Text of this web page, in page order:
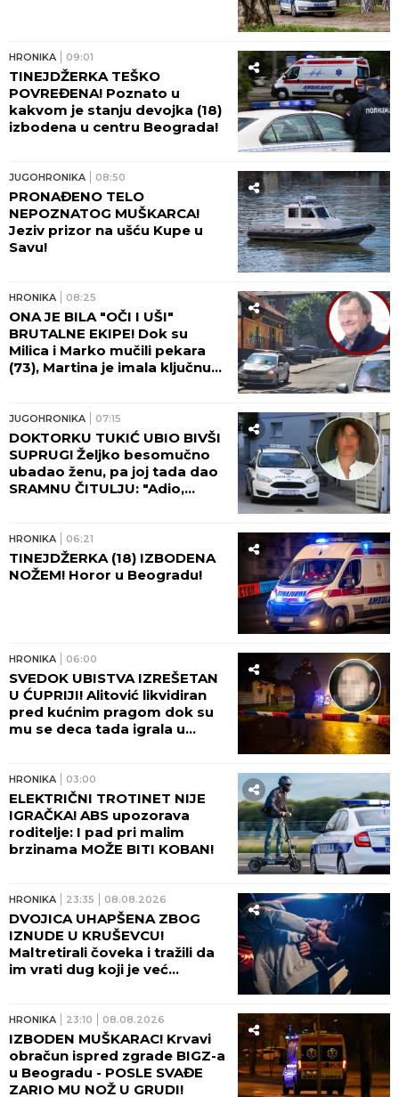
HRONIKA 09:01
TINEJDŽERKA TEŠKO
POVREĐENA! Poznato u
kakvom je stanju devojka (18)
izbodena u centru Beograda!
JUGOHRONIKA 08:50
PRONAĐENO TELO
NEPOZNATOG MUŠKARCA!
Jeziv prizor na ušću Kupe u
Savu!
HRONIKA 08:25
ONA JE BILA "OČI I UŠI"
BRUTALNE EKIPE! Dok su
Milica i Marko mučili pekara
(73), Martina je imala ključnu
automobilom!
JUGOHRONIKA 07:15
DOKTORKU TUKIĆ UBIO BIVŠI
SUPRUG! Željko besomučno
ubadao ženu, pa joj tada dao
SRAMNU ČITULJU: "Adio,
HRONIKA 06:21
TINEJDŽERKA (18) IZBODENA
NOŽEM! Horor u Beogradu!
HRONIKA 06:00
SVEDOK UBISTVA IZREŠETAN
U ĆUPRIJI! Alitović likvidiran
pred kućnim pragom dok su
mu se deca tada igrala u
HRONIKA 03:00
ELEKTRIČNI TROTINET NIJE
IGRAČKA! ABS upozorava
roditelje: I pad pri malim
brzinama MOŽE BITI KOBAN!
HRONIKA 23:35 08.08.2026
DVOJICA UHAPŠENA ZBOG
IZNUDE U KRUŠEVCU!
Maltretirali čoveka i tražili da
im vrati dug koji je već
HRONIKA 23:10 08.08.2026
IZBODEN MUŠKARAC! Krvavi
obračun ispred zgrade BIGZ-a
u Beogradu - POSLE SVAĐE
ZARIO MU NOŽ U GRUDI!